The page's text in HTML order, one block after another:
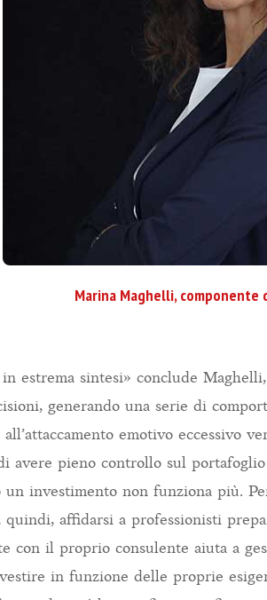
Marina Maghelli, componente
in estrema sintesi» conclude
generando una serie di
emotivo eccessivo
avere pieno controllo sul
un investimento non funziona più.
quindi, affidarsi a professionisti
con il proprio consulente aiuta a
in funzione delle proprie